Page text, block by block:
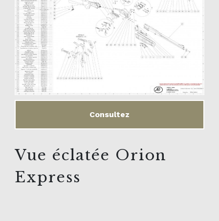
Consultez
Vue éclatée Orion
Express